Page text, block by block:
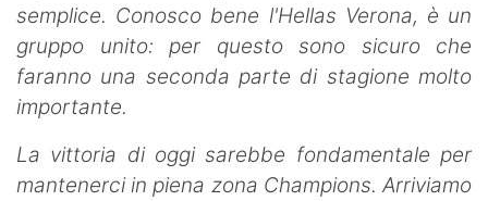
semplice. Conosco bene l'Hellas Verona, è un
gruppo unito: per questo sono sicuro che
faranno una seconda parte di stagione molto
importante.
La vittoria di oggi sarebbe fondamentale per
mantenerci in piena zona Champions. Arriviamo